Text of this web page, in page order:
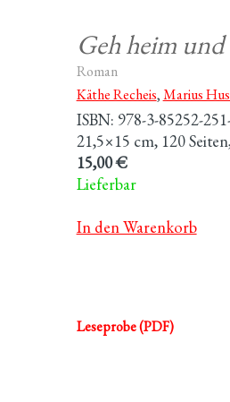
Geh heim und
Roman
Käthe Recheis,Marius
ISBN: 978-3-85252-
21,5×15 cm, 120
15,00 €
Lieferbar
In den Warenkorb
Leseprobe (PDF)